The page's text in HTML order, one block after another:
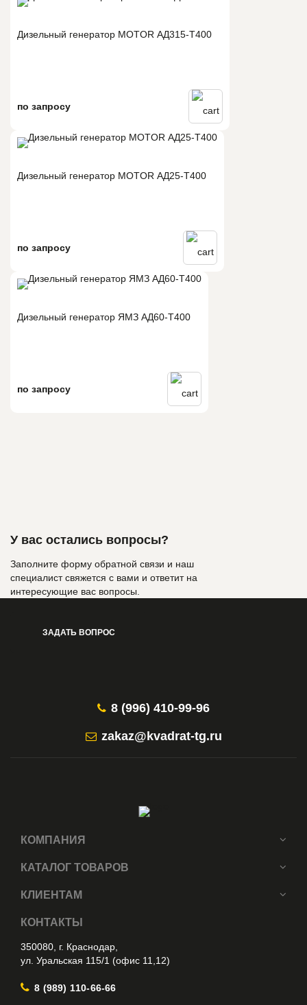
Дизельный генератор MOTOR АД315-T400
по запросу
Дизельный генератор MOTOR АД25-Т400
по запросу
Дизельный генератор ЯМЗ АД60-T400
по запросу
У вас остались вопросы?
Заполните форму обратной связи и наш
специалист свяжется с вами и ответит на
интересующие вас вопросы.
ЗАДАТЬ ВОПРОС
8 (996) 410-99-96
zakaz@kvadrat-tg.ru
КОМПАНИЯ
КАТАЛОГ ТОВАРОВ
КЛИЕНТАМ
КОНТАКТЫ
350080, г. Краснодар,
ул. Уральская 115/1 (офис 11,12)
8 (989) 110-66-66